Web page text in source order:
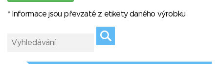
* Informace jsou převzaté z etikety daného výrobku